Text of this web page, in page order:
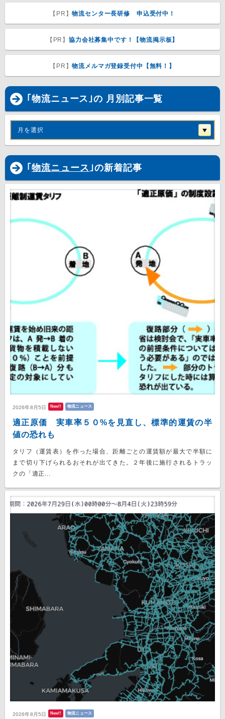
【PR】物流センター長研修 申込受付中！
【PR】協力会社募集中です！【物流掲示板】
【PR】物流メルマガ登録受付中【無料！】
｢物流ニュース｣の 月別記事一覧
月を選択
｢ 物流ニュース｣の新着記事
2026年8月5日 New!! 物流ニュース
適正原価 実車率５０%を見直し、標準的運賃の半
値の恐れも
タリフ（運賃表）を作った場合、距離ごとの運賃額が最大で半額に
まで切り下げられるおそれが出てきた。２年後に施行されるトラッ
クの「適正...
2026年8月5日 New!! 物流ニュース